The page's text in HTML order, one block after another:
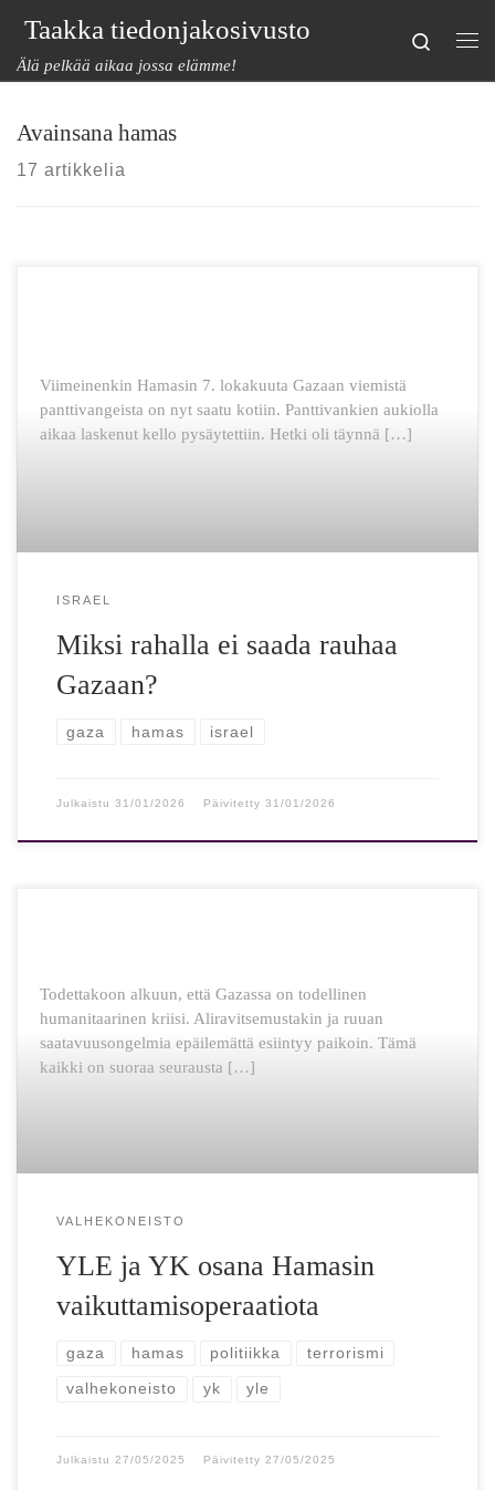
Skip to content
Taakka tiedonjakosivusto
Älä pelkää aikaa jossa elämme!
Search
Avainsana hamas
17 artikkelia
Viimeinenkin Hamasin 7. lokakuuta Gazaan viemistä
panttivangeista on nyt saatu kotiin. Panttivankien aukiolla
aikaa laskenut kello pysäytettiin. Hetki oli täynnä […]
ISRAEL
Miksi rahalla ei saada rauhaa
Gazaan?
gaza hamas israel
Julkaistu 31/01/2026 Päivitetty 31/01/2026
Todettakoon alkuun, että Gazassa on todellinen
humanitaarinen kriisi. Aliravitsemustakin ja ruuan
saatavuusongelmia epäilemättä esiintyy paikoin. Tämä
kaikki on suoraa seurausta […]
VALHEKONEISTO
YLE ja YK osana Hamasin
vaikuttamisoperaatiota
gaza hamas politiikka terrorismi
valhekoneisto yk yle
Julkaistu 27/05/2025 Päivitetty 27/05/2025